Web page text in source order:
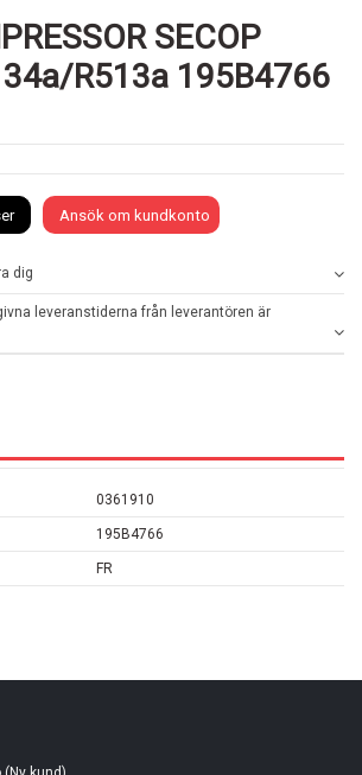
SECOP
R513a 195B4766
Ansök om kundkonto
dig
leveranstiderna från leverantören är
0361910
195B4766
FR